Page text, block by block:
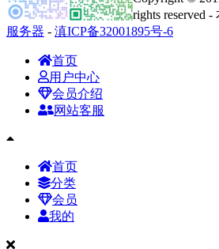
rights reserved
服务器 - 滇ICP备32001895号-6
首页
用户中心
会员介绍
网站客服
首页
分类
会员
我的